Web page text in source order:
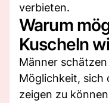
verbieten.
Warum
Kuscheln
Männer
Möglichkeit, sich
zeigen zu